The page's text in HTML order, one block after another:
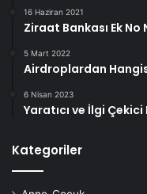
16 Haziran 2021
Ziraat Bankası Ek
5 Mart 2022
Airdroplardan
6 Nisan 2023
Yaratıcı ve İlgi
Kategoriler